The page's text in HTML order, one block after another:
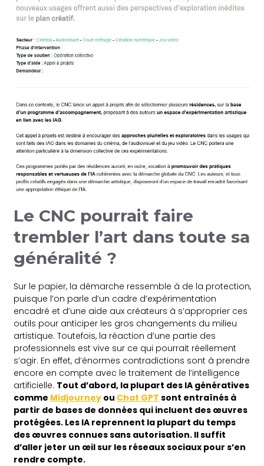
Le CNC pourrait faire
trembler l’art dans toute sa
généralité ?
Sur le papier, la démarche ressemble à de la protection,
puisque l’on parle d’un cadre d’expérimentation
encadré et d’une aide aux créateurs à s’approprier ces
outils pour anticiper les gros changements du milieu
artistique. Toutefois, la réaction d’une partie des
professionnels est vive sur ce qui pourrait réellement
s’agir. En effet, d’énormes contradictions sont à prendre
encore en compte avec le traitement de l’intelligence
artificielle. Tout d’abord, la plupart des IA génératives
comme Midjourney ou Chat GPT sont entraînés à
partir de bases de données qui incluent des œuvres
protégées. Les IA reprennent la plupart du temps
des œuvres connues sans autorisation. Il suffit
d’aller jeter un œil sur les réseaux sociaux pour s’en
rendre compte.